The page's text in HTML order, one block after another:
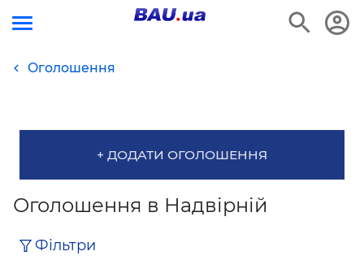
Оголошення
+ ДОДАТИ ОГОЛОШЕННЯ
Оголошення в Надвірній
Фільтри